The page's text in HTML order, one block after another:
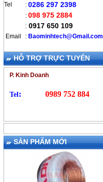
Tel : 0286 297 2398
: 098 975 2884
: 0917 650 109
Email : Baominhtech@Gmail.com
HỖ TRỢ TRỰC TUYẾN
P. Kinh Doanh
Tel: 0989 752 884
SẢN PHẨM MỚI